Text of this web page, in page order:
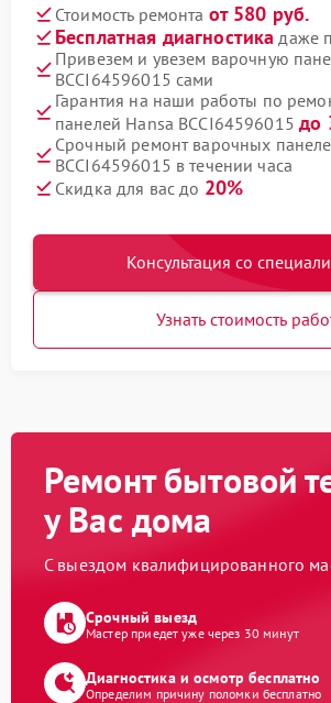
Стоимость ремонта от 580 руб.
Бесплатная диагностика даже
Привезем и увезем варочную
BCCI64596015 сами
Гарантия на наши работы по
панелей Hansa BCCI64596015до
Срочный ремонт варочных
BCCI64596015 в течении часа
Скидка для вас до 20%
Консультация со
Узнать стоимость
Ремонт бытовой
у Вас дома
С выездом квалифицированного
Срочный выезд
Мастер приедет уже через 30 минут
Диагностика и осмотр бесплатно
Определим причину поломки бесплатно